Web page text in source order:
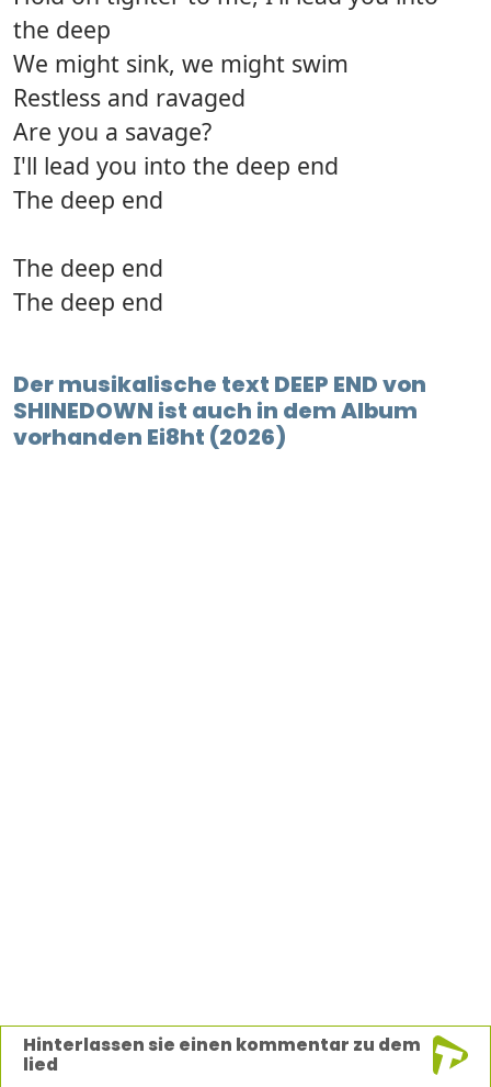
the deep
We might sink, we might swim
Restless and ravaged
Are you a savage?
I'll lead you into the deep end
The deep end
The deep end
The deep end
Der musikalische text DEEP END von
SHINEDOWN ist auch in dem Album
vorhanden Ei8ht (2026)
Hinterlassen sie einen kommentar zu dem
lied